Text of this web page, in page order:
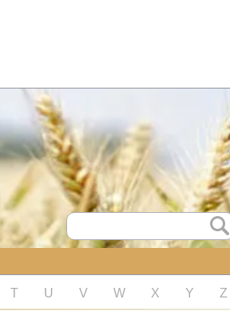
T U V W X Y Z